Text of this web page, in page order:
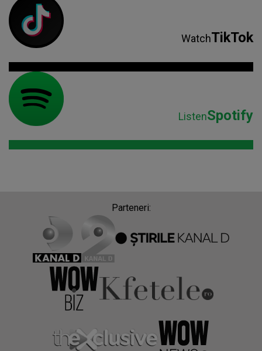
WatchTikTok
ListenSpotify
Parteneri: